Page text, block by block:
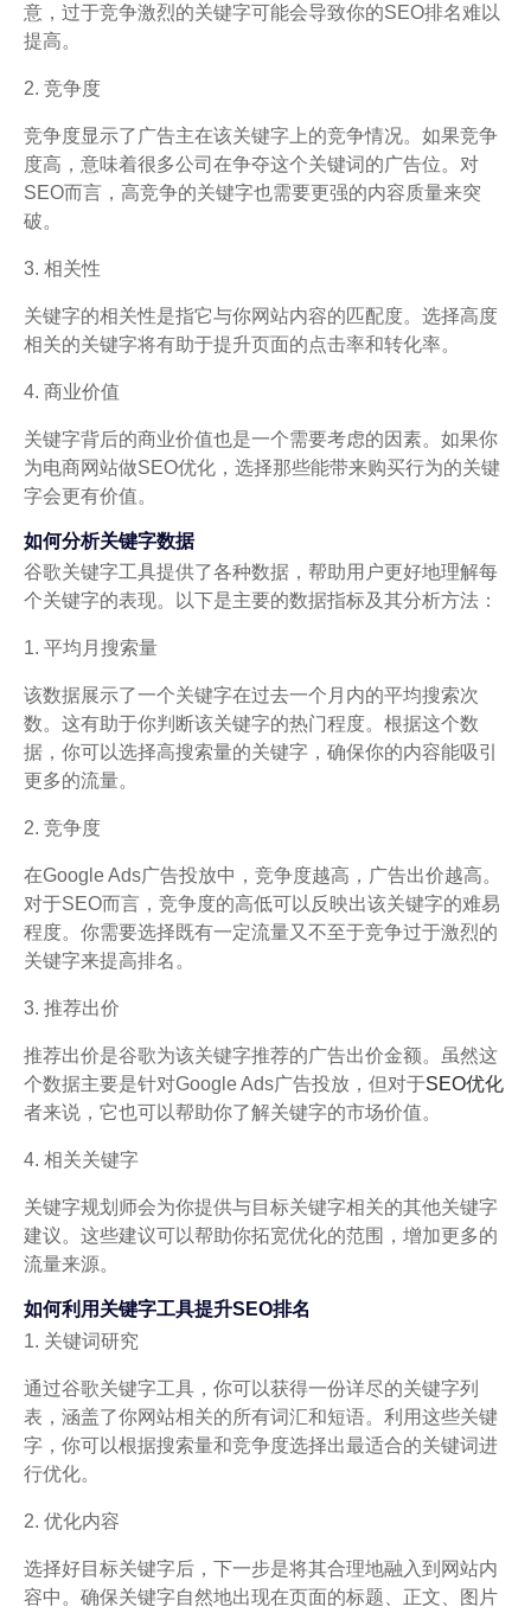
意，过于竞争激烈的关键字可能会导致你的SEO排名难以
提高。
2. 竞争度
竞争度显示了广告主在该关键字上的竞争情况。如果竞争
度高，意味着很多公司在争夺这个关键词的广告位。对
SEO而言，高竞争的关键字也需要更强的内容质量来突
破。
3. 相关性
关键字的相关性是指它与你网站内容的匹配度。选择高度
相关的关键字将有助于提升页面的点击率和转化率。
4. 商业价值
关键字背后的商业价值也是一个需要考虑的因素。如果你
为电商网站做SEO优化，选择那些能带来购买行为的关键
字会更有价值。
如何分析关键字数据
谷歌关键字工具提供了各种数据，帮助用户更好地理解每
个关键字的表现。以下是主要的数据指标及其分析方法：
1. 平均月搜索量
该数据展示了一个关键字在过去一个月内的平均搜索次
数。这有助于你判断该关键字的热门程度。根据这个数
据，你可以选择高搜索量的关键字，确保你的内容能吸引
更多的流量。
2. 竞争度
在Google Ads广告投放中，竞争度越高，广告出价越高。
对于SEO而言，竞争度的高低可以反映出该关键字的难易
程度。你需要选择既有一定流量又不至于竞争过于激烈的
关键字来提高排名。
3. 推荐出价
推荐出价是谷歌为该关键字推荐的广告出价金额。虽然这
个数据主要是针对Google Ads广告投放，但对于SEO优化
者来说，它也可以帮助你了解关键字的市场价值。
4. 相关关键字
关键字规划师会为你提供与目标关键字相关的其他关键字
建议。这些建议可以帮助你拓宽优化的范围，增加更多的
流量来源。
如何利用关键字工具提升SEO排名
1. 关键词研究
通过谷歌关键字工具，你可以获得一份详尽的关键字列
表，涵盖了你网站相关的所有词汇和短语。利用这些关键
字，你可以根据搜索量和竞争度选择出最适合的关键词进
行优化。
2. 优化内容
选择好目标关键字后，下一步是将其合理地融入到网站内
容中。确保关键字自然地出现在页面的标题、正文、图片